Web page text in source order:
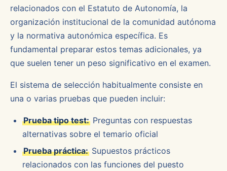
relacionados con el Estatuto de Autonomía, la
organización institucional de la comunidad autónoma
y la normativa autonómica específica. Es
fundamental preparar estos temas adicionales, ya
que suelen tener un peso significativo en el examen.
El sistema de selección habitualmente consiste en
una o varias pruebas que pueden incluir:
Prueba tipo test: Preguntas con respuestas
alternativas sobre el temario oficial
Prueba práctica: Supuestos prácticos
relacionados con las funciones del puesto